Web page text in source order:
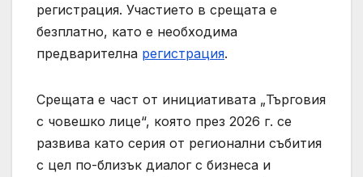
регистрация. Участието в срещата е
безплатно, като е необходима
предварителна регистрация.
Срещата е част от инициативата „Търговия
с човешко лице“, която през 2026 г. се
развива като серия от регионални събития
с цел по-близък диалог с бизнеса и